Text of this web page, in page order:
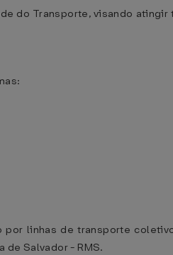
do Transporte, visando
linhas de transporte
Salvador - RMS.